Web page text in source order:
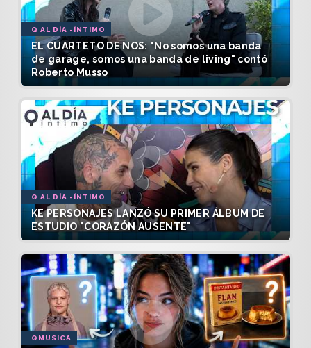
Q AL DÍA -ÍNTIMO
EL CUARTETO DE NOS: "No somos una banda
de garage, somos una banda de living" contó
Roberto Musso
Q AL DÍA -ÍNTIMO
KE PERSONAJES LANZÓ SU PRIMER ÁLBUM DE
ESTUDIO "CORAZÓN AUSENTE"
QMUSICA